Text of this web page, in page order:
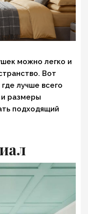
можно легко и
Вот
лучше всего
размеры
подходящий